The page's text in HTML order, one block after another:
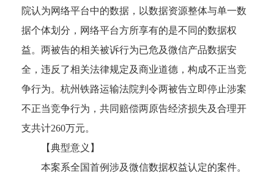
院认为网络平台中的数据，以数据资源整体与单一数
据个体划分，网络平台方所享有的是不同的数据权
益。两被告的相关被诉行为已危及微信产品数据安
全，违反了相关法律规定及商业道德，构成不正当竞
争行为。杭州铁路运输法院判令两被告立即停止涉案
不正当竞争行为，共同赔偿两原告经济损失及合理开
支共计260万元。
【典型意义】
本案系全国首例涉及微信数据权益认定的案件。